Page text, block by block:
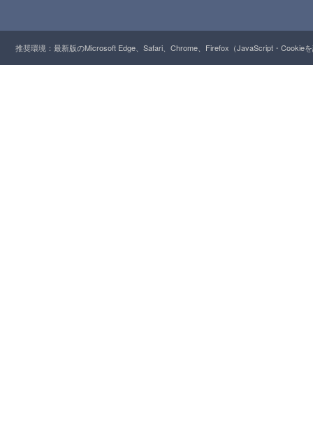
推奨環境：最新版のMicrosoft Edge、Safari、Chrome、Firefox（JavaScript・Cookie